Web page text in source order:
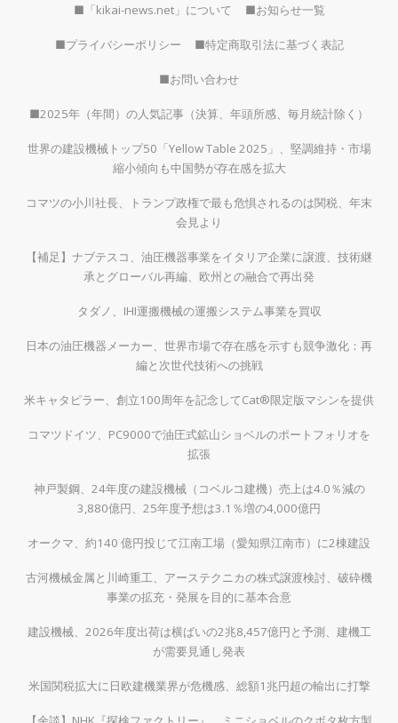
■「kikai-news.net」について
■お知らせ一覧
■プライバシーポリシー ■特定商取引法に基づく表記
■お問い合わせ
■2025年（年間）の人気記事（決算、年頭所感、毎月統計除く）
世界の建設機械トップ50「Yellow Table 2025」、堅調維持・市場
縮小傾向も中国勢が存在感を拡大
コマツの小川社長、トランプ政権で最も危惧されるのは関税、年末
会見より
【補足】ナブテスコ、油圧機器事業をイタリア企業に譲渡、技術継
承とグローバル再編、欧州との融合で再出発
タダノ、IHI運搬機械の運搬システム事業を買収
日本の油圧機器メーカー、世界市場で存在感を示すも競争激化：再
編と次世代技術への挑戦
米キャタピラー、創立100周年を記念してCat®限定版マシンを提供
コマツドイツ、PC9000で油圧式鉱山ショベルのポートフォリオを
拡張
神戸製鋼、24年度の建設機械（コベルコ建機）売上は4.0％減の
3,880億円、25年度予想は3.1％増の4,000億円
オークマ、約140 億円投じて江南工場（愛知県江南市）に2棟建設
古河機械金属と川崎重工、アーステクニカの株式譲渡検討、破砕機
事業の拡充・発展を目的に基本合意
建設機械、2026年度出荷は横ばいの2兆8,457億円と予測、建機工
が需要見通し発表
米国関税拡大に日欧建機業界が危機感、総額1兆円超の輸出に打撃